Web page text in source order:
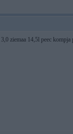
ziemaa 14,5l peec